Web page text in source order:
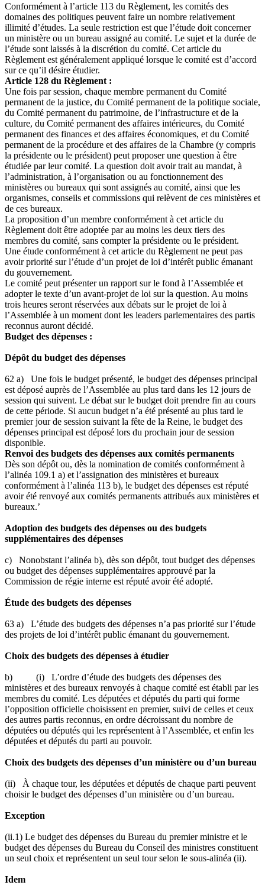
Conformément à l’article 113 du Règlement, les comités des
domaines des politiques peuvent faire un nombre relativement
illimité d’études. La seule restriction est que l’étude doit concerner
un ministère ou un bureau assigné au comité. Le sujet et la durée de
l’étude sont laissés à la discrétion du comité. Cet article du
Règlement est généralement appliqué lorsque le comité est d’accord
sur ce qu’il désire étudier.
Article 128 du Règlement :
Une fois par session, chaque membre permanent du Comité
permanent de la justice, du Comité permanent de la politique sociale,
du Comité permanent du patrimoine, de l’infrastructure et de la
culture, du Comité permanent des affaires intérieures, du Comité
permanent des finances et des affaires économiques, et du Comité
permanent de la procédure et des affaires de la Chambre (y compris
la présidente ou le président) peut proposer une question à être
étudiée par leur comité. La question doit avoir trait au mandat, à
l’administration, à l’organisation ou au fonctionnement des
ministères ou bureaux qui sont assignés au comité, ainsi que les
organismes, conseils et commissions qui relèvent de ces ministères et
de ces bureaux.
La proposition d’un membre conformément à cet article du
Règlement doit être adoptée par au moins les deux tiers des
membres du comité, sans compter la présidente ou le président.
Une étude conformément à cet article du Règlement ne peut pas
avoir priorité sur l’étude d’un projet de loi d’intérêt public émanant
du gouvernement.
Le comité peut présenter un rapport sur le fond à l’Assemblée et
adopter le texte d’un avant-projet de loi sur la question. Au moins
trois heures seront réservées aux débats sur le projet de loi à
l’Assemblée à un moment dont les leaders parlementaires des partis
reconnus auront décidé.
Budget des dépenses :
Dépôt du budget des dépenses
62 a) Une fois le budget présenté, le budget des dépenses principal
est déposé auprès de l’Assemblée au plus tard dans les 12 jours de
session qui suivent. Le débat sur le budget doit prendre fin au cours
de cette période. Si aucun budget n’a été présenté au plus tard le
premier jour de session suivant la fête de la Reine, le budget des
dépenses principal est déposé lors du prochain jour de session
disponible.
Renvoi des budgets des dépenses aux comités permanents
Dès son dépôt ou, dès la nomination de comités conformément à
l’alinéa 109.1 a) et l’assignation des ministères et bureaux
conformément à l’alinéa 113 b), le budget des dépenses est réputé
avoir été renvoyé aux comités permanents attribués aux ministères et
bureaux.’
Adoption des budgets des dépenses ou des budgets
supplémentaires des dépenses
c) Nonobstant l’alinéa b), dès son dépôt, tout budget des dépenses
ou budget des dépenses supplémentaires approuvé par la
Commission de régie interne est réputé avoir été adopté.
Étude des budgets des dépenses
63 a) L’étude des budgets des dépenses n’a pas priorité sur l’étude
des projets de loi d’intérêt public émanant du gouvernement.
Choix des budgets des dépenses à étudier
b) (i) L’ordre d’étude des budgets des dépenses des
ministères et des bureaux renvoyés à chaque comité est établi par les
membres du comité. Les députées et députés du parti qui forme
l’opposition officielle choisissent en premier, suivi de celles et ceux
des autres partis reconnus, en ordre décroissant du nombre de
députées ou députés qui les représentent à l’Assemblée, et enfin les
députées et députés du parti au pouvoir.
Choix des budgets des dépenses d’un ministère ou d’un bureau
(ii) À chaque tour, les députées et députés de chaque parti peuvent
choisir le budget des dépenses d’un ministère ou d’un bureau.
Exception
(ii.1) Le budget des dépenses du Bureau du premier ministre et le
budget des dépenses du Bureau du Conseil des ministres constituent
un seul choix et représentent un seul tour selon le sous-alinéa (ii).
Idem